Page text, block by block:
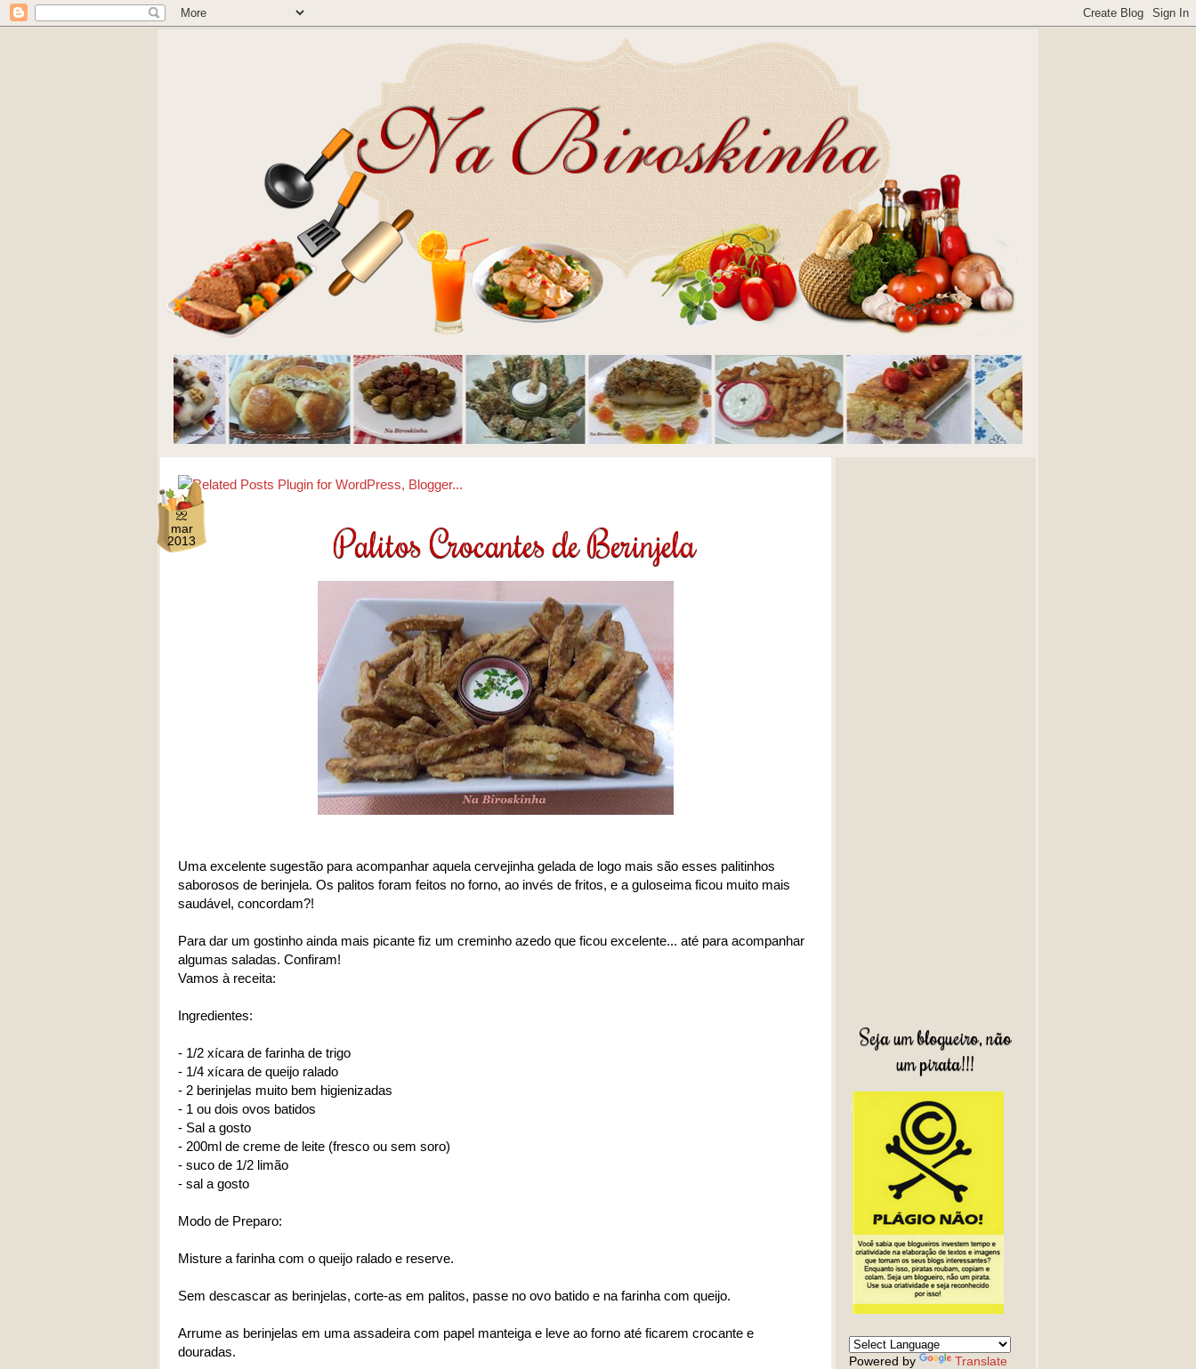
22
mar
2013
Palitos Crocantes de Berinjela
Uma excelente sugestão para acompanhar aquela cervejinha gelada de logo mais são esses palitinhos
saborosos de berinjela. Os palitos foram feitos no forno, ao invés de fritos, e a guloseima ficou muito mais
saudável, concordam?!
Para dar um gostinho ainda mais picante fiz um creminho azedo que ficou excelente... até para acompanhar
algumas saladas. Confiram!
Vamos à receita:
Ingredientes:
- 1/2 xícara de farinha de trigo
- 1/4 xícara de queijo ralado
- 2 berinjelas muito bem higienizadas
- 1 ou dois ovos batidos
- Sal a gosto
- 200ml de creme de leite (fresco ou sem soro)
- suco de 1/2 limão
- sal a gosto
Modo de Preparo:
Misture a farinha com o queijo ralado e reserve.
Sem descascar as berinjelas, corte-as em palitos, passe no ovo batido e na farinha com queijo.
Arrume as berinjelas em uma assadeira com papel manteiga e leve ao forno até ficarem crocante e
douradas.
Seja um blogueiro, não
um pirata!!!
Powered by Translate